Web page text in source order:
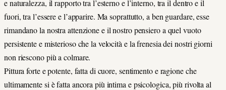
e naturalezza, il rapporto tra l’esterno e l’interno, tra il dentro e il
fuori, tra l’essere e l’apparire. Ma soprattutto, a ben guardare, esse
rimandano la nostra attenzione e il nostro pensiero a quel vuoto
persistente e misterioso che la velocità e la frenesia dei nostri giorni
non riescono più a colmare.
Pittura forte e potente, fatta di cuore, sentimento e ragione che
ultimamente si è fatta ancora più intima e psicologica, più rivolta al